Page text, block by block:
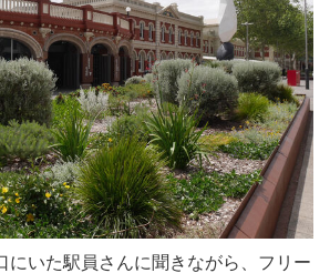
にいた駅員さんに聞きながら、フリー